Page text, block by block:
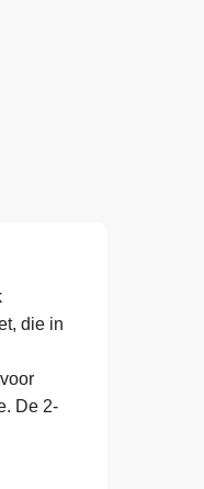
die in
De 2-